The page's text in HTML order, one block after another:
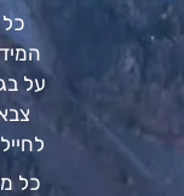
המידע
על בגדי
לחיילים
כל מה